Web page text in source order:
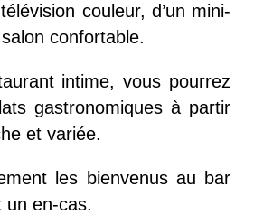
couleur, d’un mini-
confortable.
intime, vous pourrez
gastronomiques à partir
et variée.
les bienvenus au bar
un en-cas.